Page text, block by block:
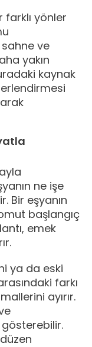
yönler
ve
yakın
kaynak
ne işe
Bir eşyanın
başlangıç
emek
ya da eski
farkı
ayırır.